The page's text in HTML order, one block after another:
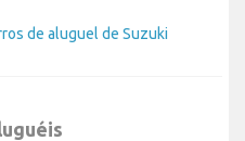
de aluguel de Suzuki